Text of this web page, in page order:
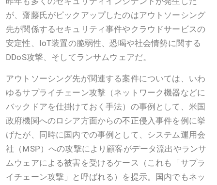
が、齋藤氏がピックアップしたのはアウトソーシング
先が関係するセキュリティ事件やクラウドサービスの
安定性、IoT装置の脆弱性、恐喝や社会情勢に関する
DDoS攻撃、そしてランサムウェアだ。
アウトソーシング先が関連する案件については、いわ
ゆるサプライチェーン攻撃（ネットワーク機器などに
バックドアを仕掛けておく手法）の事例として、米国
政府機関へのロシア方面からの不正侵入事件を例に挙
げたが、同時に国内での事例として、システム運用会
社（MSP）への攻撃により顧客がデータ流出やランサ
ムウェアによる被害を受けるケース（これも「サプラ
イチェーン攻撃」と呼ばれる）を提示。国内でもネッ